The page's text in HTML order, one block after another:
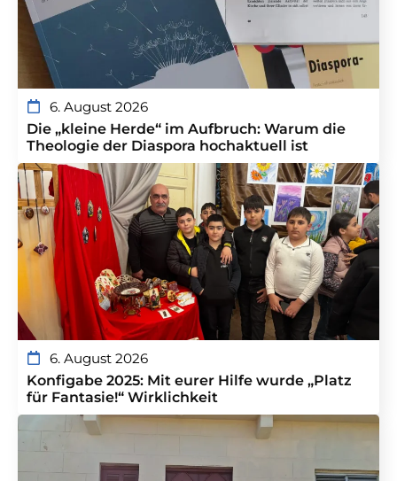
6. August 2026
Die „kleine Herde“ im Aufbruch: Warum die
Theologie der Diaspora hochaktuell ist
6. August 2026
Konfigabe 2025: Mit eurer Hilfe wurde „Platz
für Fantasie!“ Wirklichkeit